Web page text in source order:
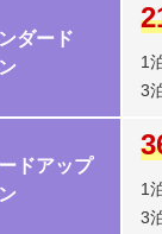
ダード
1
3
ドアップ
1
3